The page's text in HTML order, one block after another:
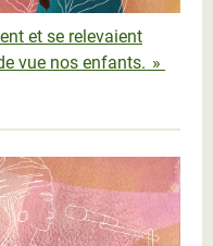
et se relevaient
vue nos enfants. »